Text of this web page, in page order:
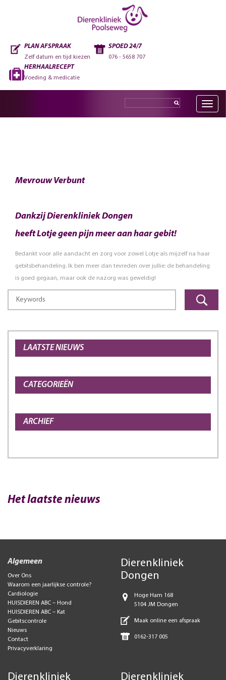
PLAN AFSPRAAK
Zelf datum en tijd kiezen
SPOED 24/7
076 - 5658 707
HERHAALRECEPT
Voeding & medicatie
Toggle
Mevrouw Verbunt
Dankzij Dierenkliniek Dongen
heeft Lotje geen pijn meer aan haar gebit!
Bedankt voor alle aandacht en zorg voor zowel Lotje als mijzelf na haar
gebitsbehandeling. Ik ben meer dan tevreden over jullie: de behandeling
is goed gegaan, maar ook de nazorg was geweldig!
LAATSTE NIEUWS
CATEGORIEËN
ARCHIEF
Het laatste nieuws
Algemeen
Over Ons
Waarom een jaarlijkse controle?
Cardiologie
HUISDIEREN ABC – Hond
HUISDIEREN ABC – Kat
Gebitscontrole
Nieuws
Contact
Privacyverklaring
Dierenkliniek
Dongen
Hoge Ham 168
5104 JM Dongen
Maak online een afspraak
0162-317 005
Dierenkliniek Dierenkliniek